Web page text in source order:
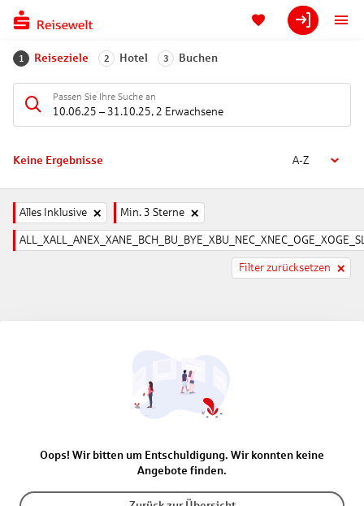
1 Reiseziele 2 Hotel 3 Buchen
Passen Sie Ihre Suche an
10.06.25 – 31.10.25, 2 Erwachsene
Keine Ergebnisse A-Z
Alles Inklusive Min. 3 Sterne
Filter zurücksetzen
Oops! Wir bitten um Entschuldigung. Wir konnten keine
Angebote finden.